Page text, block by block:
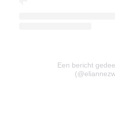
Een bericht